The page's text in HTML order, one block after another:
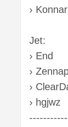
›
Jet:
› End
›
›
› hgjwz